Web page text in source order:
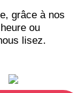
grâce à nos
ou
lisez.